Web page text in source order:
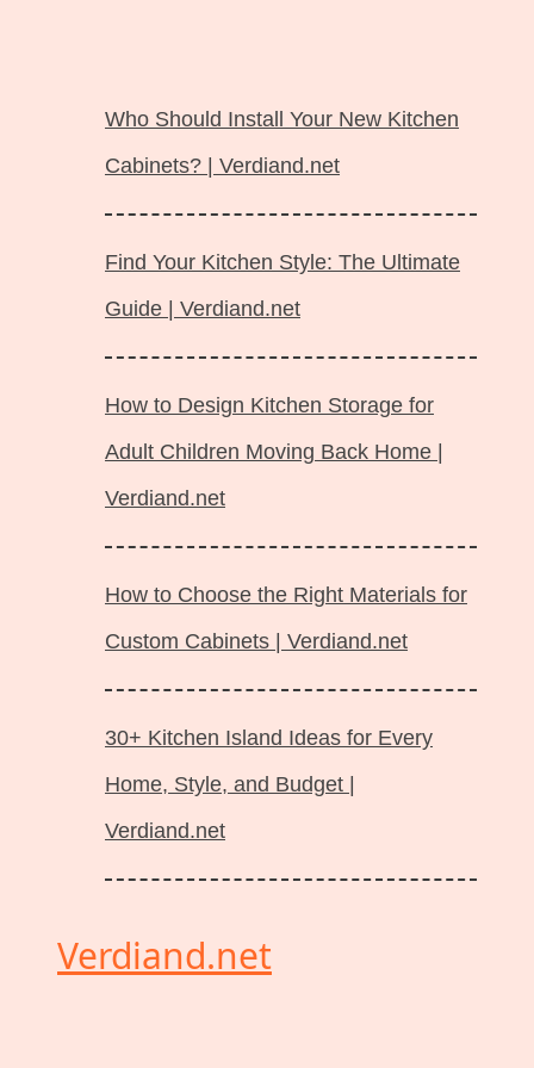
Who Should Install Your New Kitchen
Cabinets? | Verdiand.net
Find Your Kitchen Style: The Ultimate
Guide | Verdiand.net
How to Design Kitchen Storage for
Adult Children Moving Back Home |
Verdiand.net
How to Choose the Right Materials for
Custom Cabinets | Verdiand.net
30+ Kitchen Island Ideas for Every
Home, Style, and Budget |
Verdiand.net
Verdiand.net